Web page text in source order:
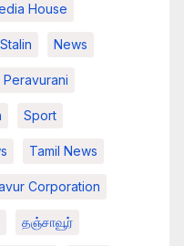
House
News
Peravurani
Sport
Tamil News
Corporation
தஞ்சாவூர்